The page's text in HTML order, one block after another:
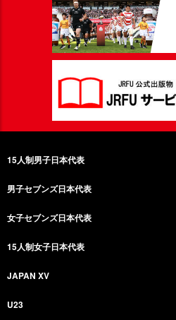
15人制男子日本代表
男子セブンズ日本代表
女子セブンズ日本代表
15人制女子日本代表
JAPAN XV
U23